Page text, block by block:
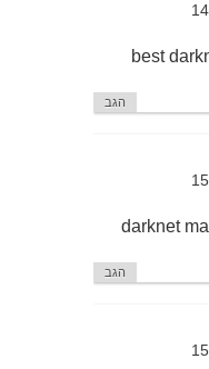
best
הגב
darknet
הגב